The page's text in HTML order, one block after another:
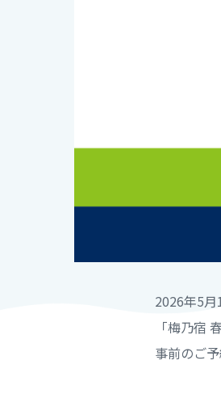
2026年5月
「梅乃宿
事前のご